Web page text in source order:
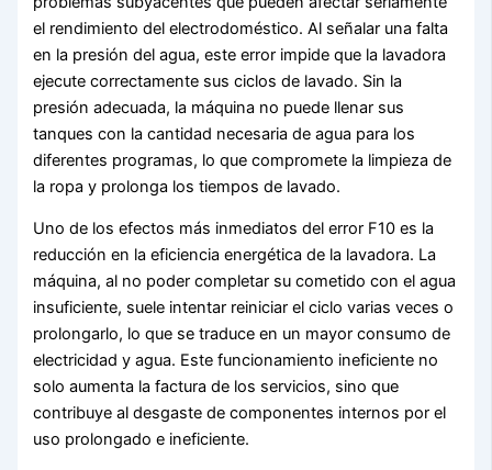
el rendimiento del electrodoméstico. Al señalar una falta
en la presión del agua, este error impide que la lavadora
ejecute correctamente sus ciclos de lavado. Sin la
presión adecuada, la máquina no puede llenar sus
tanques con la cantidad necesaria de agua para los
diferentes programas, lo que compromete la limpieza de
la ropa y prolonga los tiempos de lavado.
Uno de los efectos más inmediatos del error F10 es la
reducción en la eficiencia energética de la lavadora. La
máquina, al no poder completar su cometido con el agua
insuficiente, suele intentar reiniciar el ciclo varias veces o
prolongarlo, lo que se traduce en un mayor consumo de
electricidad y agua. Este funcionamiento ineficiente no
solo aumenta la factura de los servicios, sino que
contribuye al desgaste de componentes internos por el
uso prolongado e ineficiente.